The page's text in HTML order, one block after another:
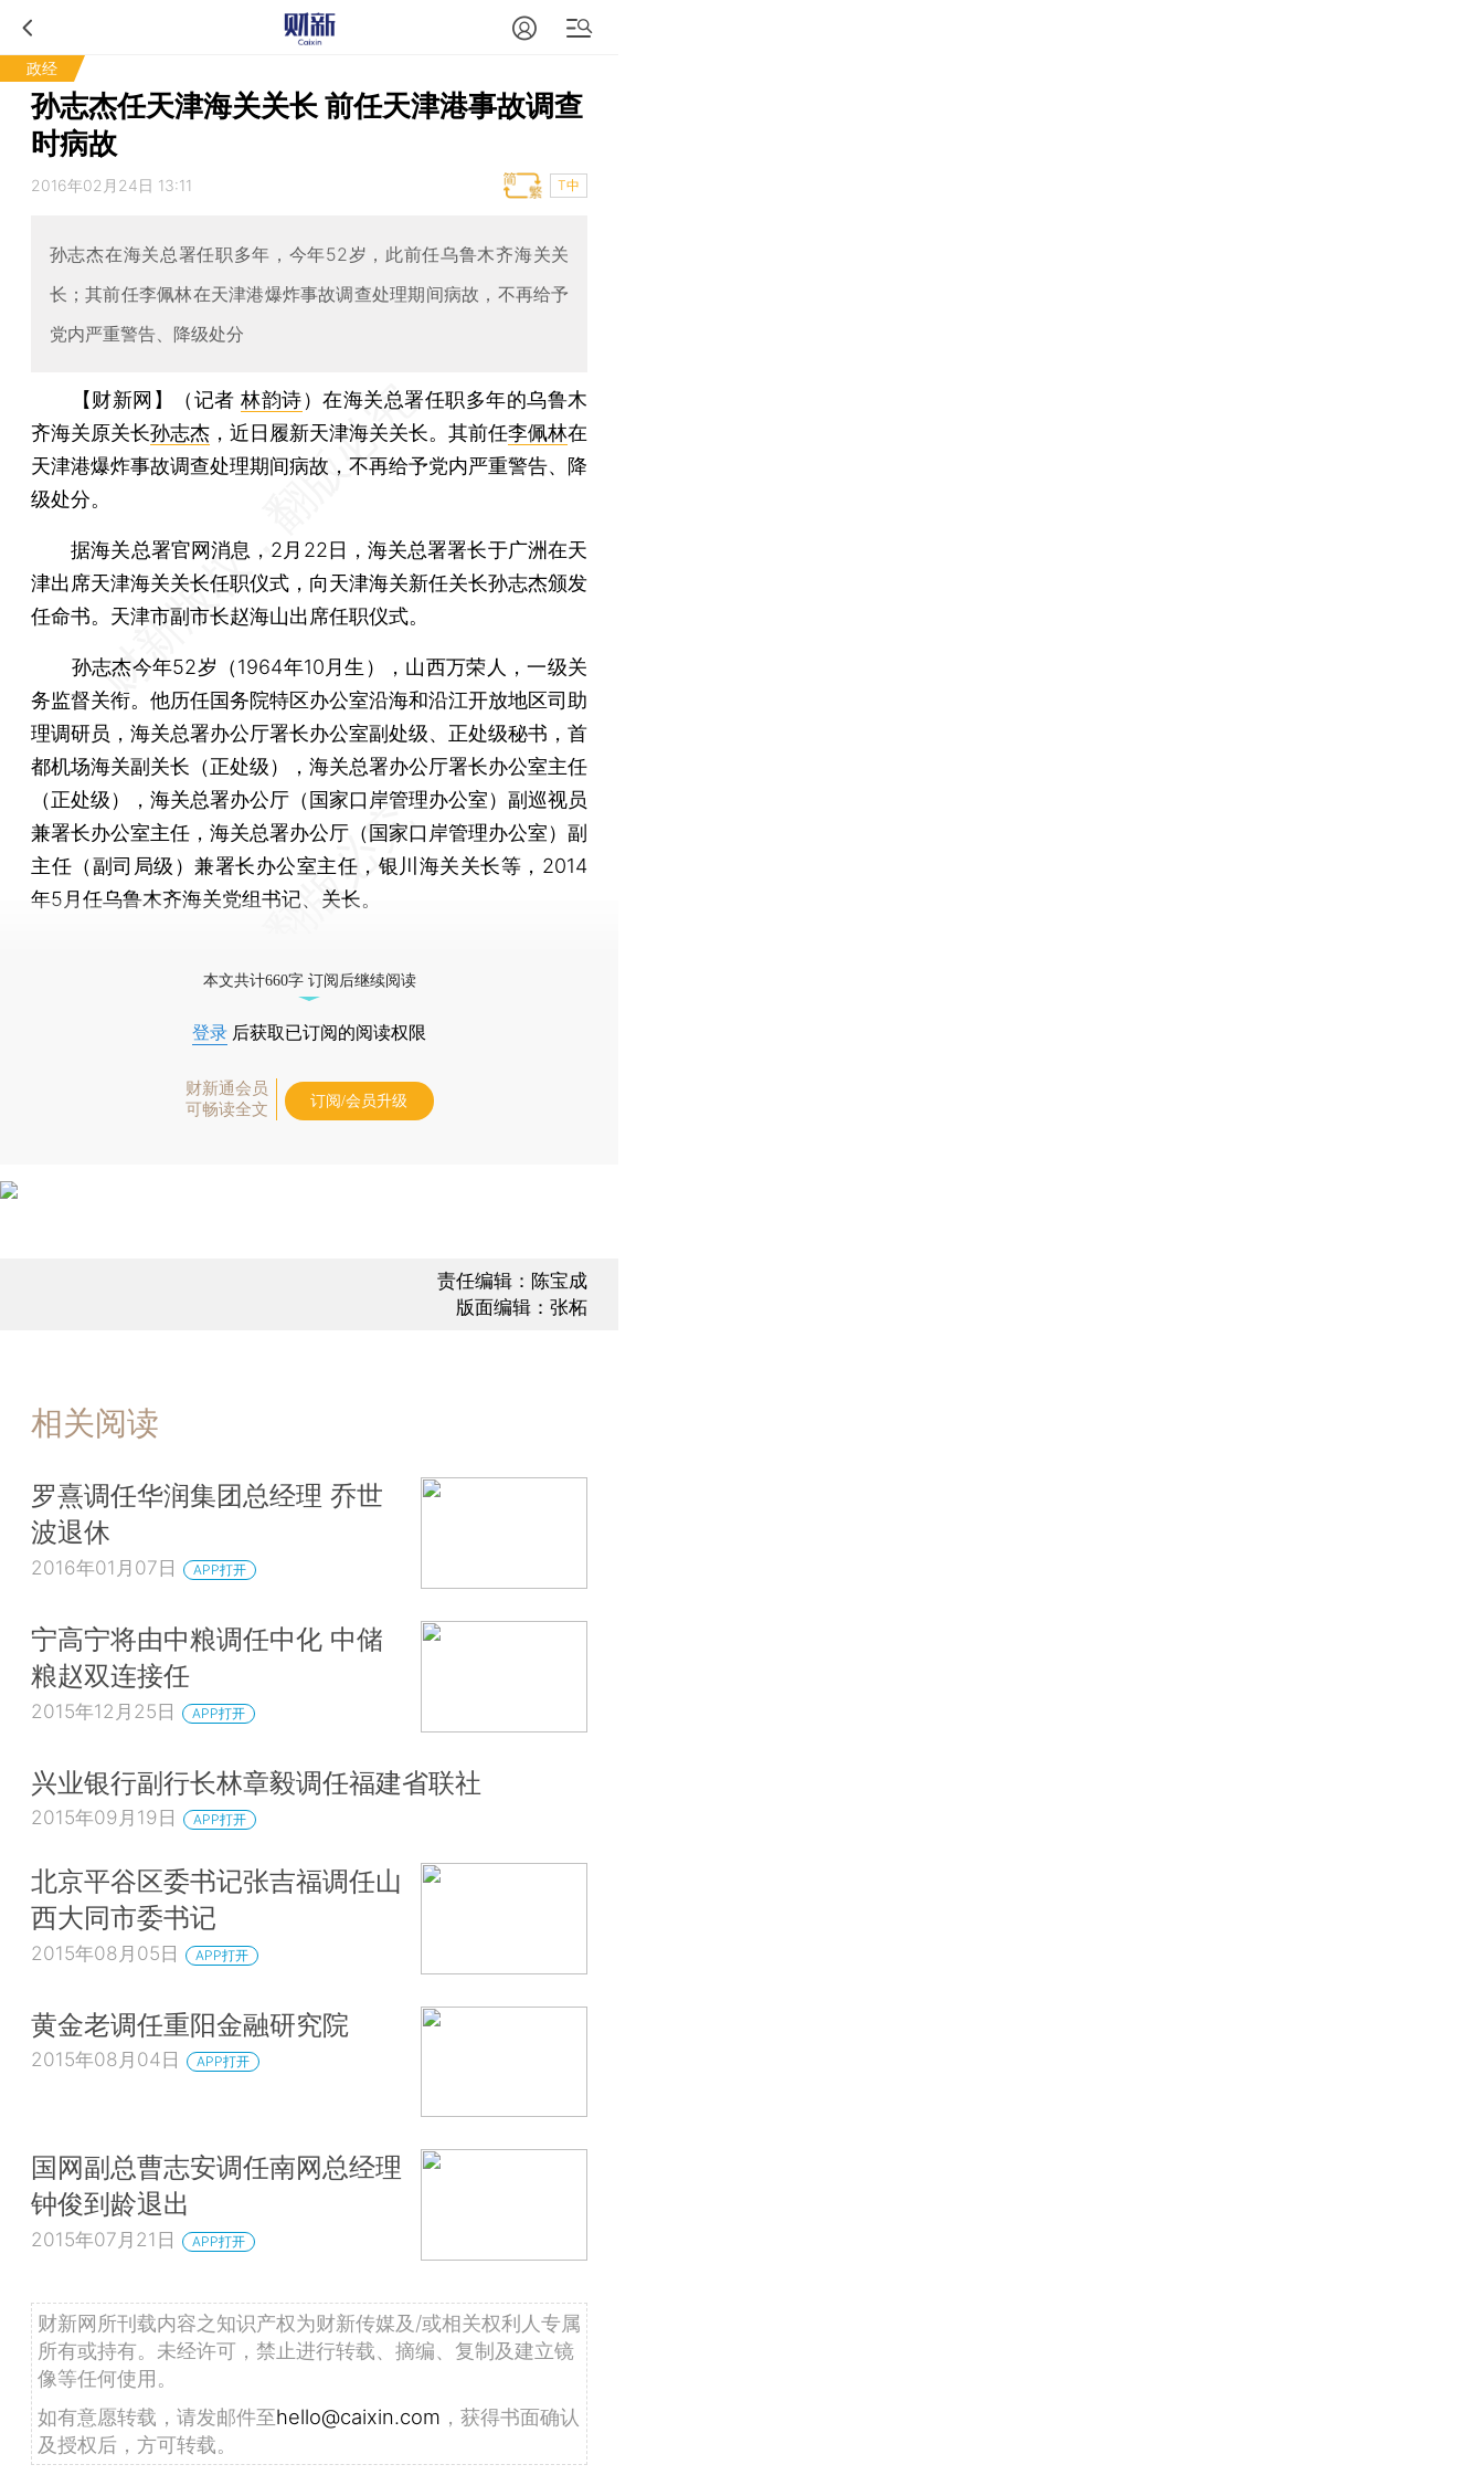
政经
孙志杰任天津海关关长 前任天津港事故调查
时病故
2016年02月24日 13:11 T中
孙志杰在海关总署任职多年，今年52岁，此前任乌鲁木齐海关关
长；其前任李佩林在天津港爆炸事故调查处理期间病故，不再给予
党内严重警告、降级处分
【财新网】（记者林韵诗）在海关总署任职多年的乌鲁木
齐海关原关长孙志杰 ，近日履新天津海关关长。其前任李佩林在
天津港爆炸事故调查处理期间病故，不再给予党内严重警告、降
级处分。
据海关总署官网消息，2月22日，海关总署署长于广洲在天
津出席天津海关关长任职仪式，向天津海关新任关长孙志杰颁发
任命书。天津市副市长赵海山出席任职仪式。
孙志杰今年52岁（1964年10月生），山西万荣人，一级关
务监督关衔。他历任国务院特区办公室沿海和沿江开放地区司助
理调研员，海关总署办公厅署长办公室副处级、正处级秘书，首
都机场海关副关长（正处级），海关总署办公厅署长办公室主任
（正处级），海关总署办公厅（国家口岸管理办公室）副巡视员
兼署长办公室主任，海关总署办公厅（国家口岸管理办公室）副
主任（副司局级）兼署长办公室主任，银川海关关长等，2014
年5月任乌鲁木齐海关党组书记、关长。
本文共计660字 订阅后继续阅读
登录 后获取已订阅的阅读权限
财新通会员
可畅读全文
订阅/会员升级
责任编辑：陈宝成
版面编辑：张柘
相关阅读
罗熹调任华润集团总经理 乔世
波退休
2016年01月07日 APP打开
宁高宁将由中粮调任中化 中储
粮赵双连接任
2015年12月25日 APP打开
兴业银行副行长林章毅调任福建省联社
2015年09月19日 APP打开
北京平谷区委书记张吉福调任山
西大同市委书记
2015年08月05日 APP打开
黄金老调任重阳金融研究院
2015年08月04日 APP打开
国网副总曹志安调任南网总经理
钟俊到龄退出
2015年07月21日 APP打开
财新网所刊载内容之知识产权为财新传媒及/或相关权利人专属
所有或持有。未经许可，禁止进行转载、摘编、复制及建立镜
像等任何使用。
如有意愿转载，请发邮件至hello@caixin.com ，获得书面确认
及授权后，方可转载。